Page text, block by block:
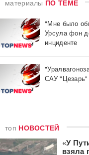
материалы ПО ТЕМЕ
"Мне было
Урсула фон
инциденте
САУ
топ НОВОСТЕЙ
«У
взяла